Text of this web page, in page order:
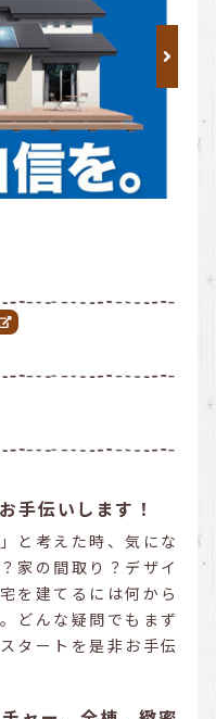
手伝いします！
と考えた時、気にな
家の間取り？デザイ
を建てるには何から
どんな疑問でもまず
タートを是非お手伝